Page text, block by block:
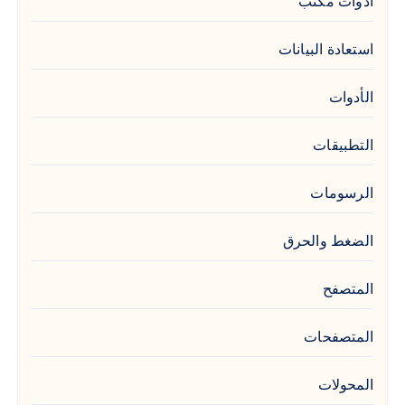
استعادة البيانات
الأدوات
التطبيقات
الرسومات
الضغط والحرق
المتصفح
المتصفحات
المحولات